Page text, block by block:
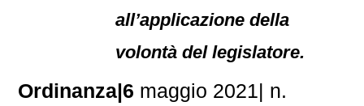
all’applicazione della
volontà del legislatore.
Ordinanza|6 maggio 2021| n.